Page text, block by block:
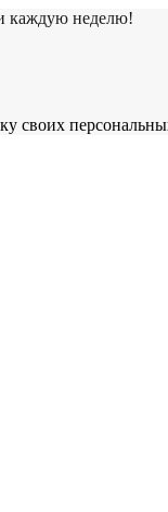
каждую неделю!
своих